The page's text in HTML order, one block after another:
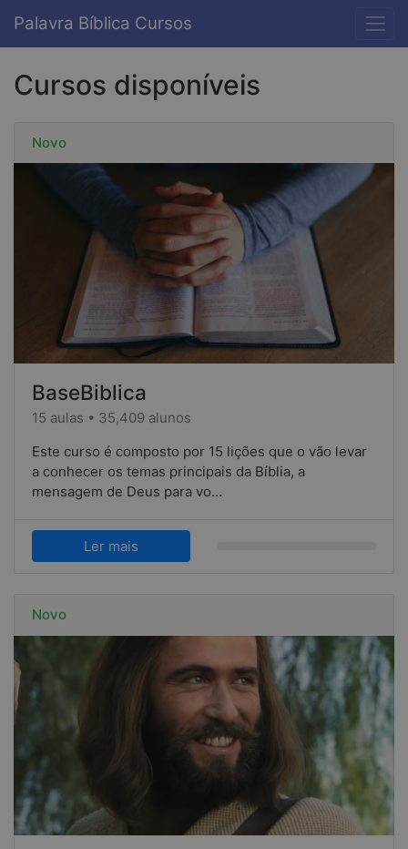
Palavra Bíblica Cursos
Cursos disponíveis
Novo
BaseBiblica
15 aulas • 35,409 alunos
Este curso é composto por 15 lições que o vão levar
a conhecer os temas principais da Bíblia, a
mensagem de Deus para vo…
Ler mais
Novo